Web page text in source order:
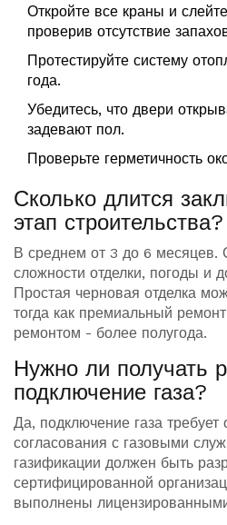
Откройте все краны и
проверив отсутствие
Протестируйте систему
года.
Убедитесь, что двери
задевают пол.
Проверьте герметичность
Сколько длится
этап строительства?
В среднем от 3 до 6 месяцев.
сложности отделки, погоды и
Простая черновая отделка
тогда как премиальный
ремонтом - более полугода.
Нужно ли получать
подключение газа?
Да, подключение газа требует
согласования с газовыми
газификации должен быть
сертифицированной
выполнены